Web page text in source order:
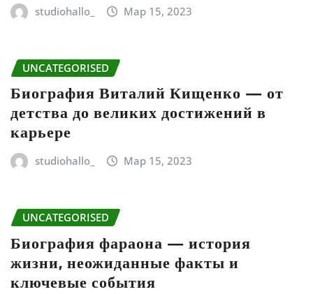
studiohallo_ Мар 15, 2023
UNCATEGORISED
Биография Виталий Кищенко — от
детства до великих достижений в
карьере
studiohallo_ Мар 15, 2023
UNCATEGORISED
Биография фараона — история
жизни, неожиданные факты и
ключевые события